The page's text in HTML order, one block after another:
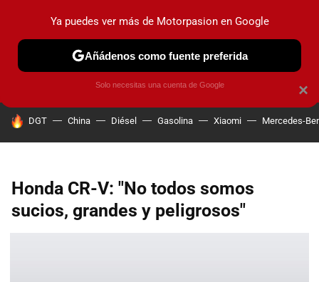
PRUEBAS COCHES ELÉCTRICOS OBSERVATORIO
HOY SE HABLA DE
DGT China Diésel Gasolina Xiaomi Mercedes-
Honda CR-V: "No todos somos
sucios, grandes y peligrosos"
×
Ya puedes ver más de Motorpasion en Google
Añádenos como fuente preferida
Solo necesitas una cuenta de Google